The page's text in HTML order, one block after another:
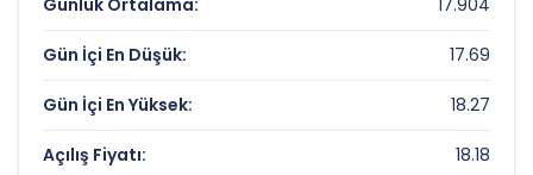
Çarpanları
Fiyat/Kazanç (F/K):
18.9
Piyasa Değeri/Defter Değeri (PD/DD):
0.47
Günlük Ortalama: 17.904
Gün İçi En Düşük: 17.69
Gün İçi En Yüksek: 18.27
Açılış Fiyatı: 18.18